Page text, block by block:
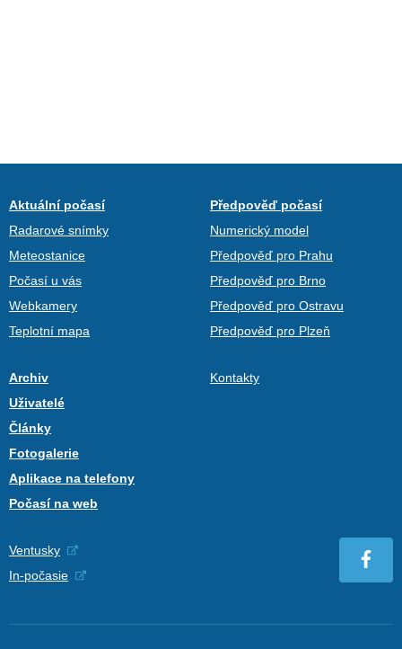
Aktuální počasí
Radarové snímky
Meteostanice
Počasí u vás
Webkamery
Teplotní mapa
Předpověď počasí
Numerický model
Předpověď pro Prahu
Předpověď pro Brno
Předpověď pro Ostravu
Předpověď pro Plzeň
Archiv
Uživatelé
Články
Fotogalerie
Aplikace na telefony
Počasí na web
Kontakty
Ventusky
In-počasie